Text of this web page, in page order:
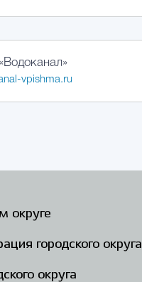
vpishma.ru
округе
городского округа
округа